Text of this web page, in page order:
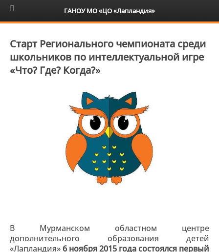
6+
Старт Регионального чемпионата среди
школьников по интеллектуальной игре
«Что? Где? Когда?»
В Мурманском областном центре
дополнительного образования детей
«Лапландия»6 ноября 2015 года состоялся первый
ГАНОУ МО «ЦО «Лапландия»